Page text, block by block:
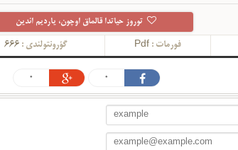
توروز حیاتدا قالماق اوچون، یاردیم ائدین
فورمات : Pdf گؤرونتولندی :666
0
0